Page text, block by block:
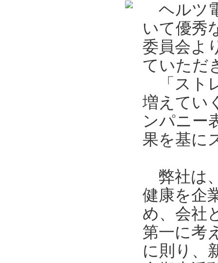
ヘルツ
いて優秀
委員会よ
ていただ
「スト
増えてい
ンパニー
果を基に
弊社は
健康を企
め、会社
第一に考
に則り、